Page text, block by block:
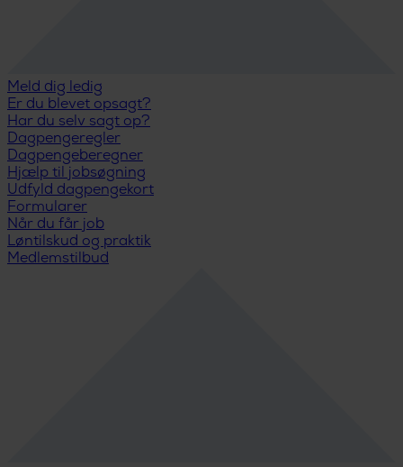
Meld dig ledig
Er du blevet opsagt?
Har du selv sagt op?
Dagpengeregler
Dagpengeberegner
Hjælp til jobsøgning
Udfyld dagpengekort
Formularer
Når du får job
Løntilskud og praktik
Medlemstilbud